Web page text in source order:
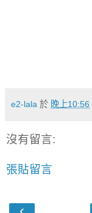
e2-lala 於 晚上10:56
沒有留言:
張貼留言